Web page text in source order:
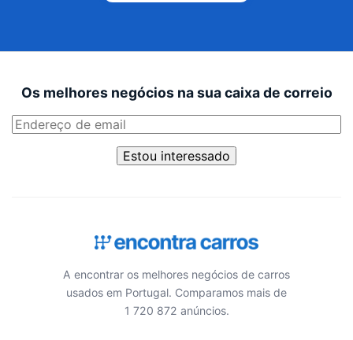
Os melhores negócios na sua caixa de correio
Estou interessado
A encontrar os melhores negócios de carros
usados em Portugal. Comparamos mais de
1 720 872 anúncios.